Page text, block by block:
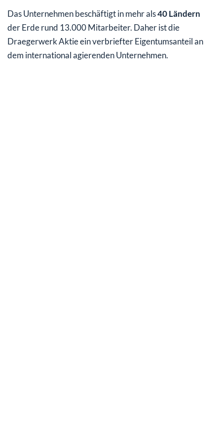
Das Unternehmen beschäftigt in mehr als40Ländern
der Erde rund 13.000 Mitarbeiter. Daher ist die
Draegerwerk Aktie ein verbriefter Eigentumsanteil an
dem international agierenden Unternehmen.